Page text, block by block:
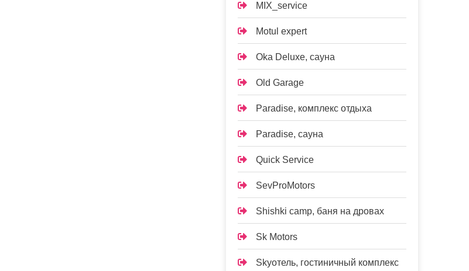
MIX_service
Motul expert
Oka Deluxe, сауна
Old Garage
Paradise, комплекс отдыха
Paradise, сауна
Quick Service
SevProMotors
Shishki camp, баня на дровах
Sk Motors
Skyотель, гостиничный комплекс